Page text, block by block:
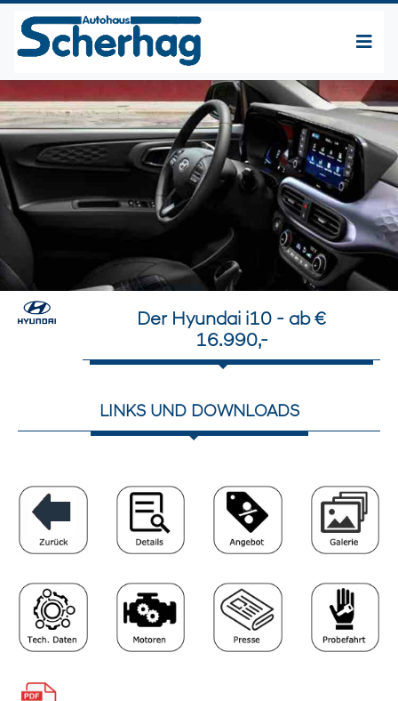
Der Hyundai i10 - ab €
16.990,-
LINKS UND DOWNLOADS